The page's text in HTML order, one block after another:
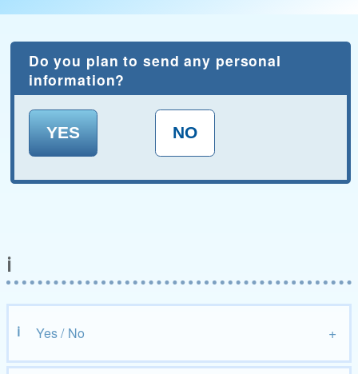
Do you plan to send any personal
information?
ℹ️
Yes / No